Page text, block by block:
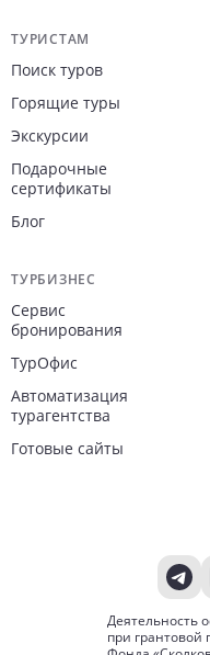
Навигация по
ТУРИСТАМ
Поиск туров
Горящие туры
Экскурсии
Подарочные
сертификаты
Блог
ТУРБИЗНЕС
Сервис
бронирования
ТурОфис
Автоматизация
турагентства
Готовые сайты
Деятельность
при грантовой